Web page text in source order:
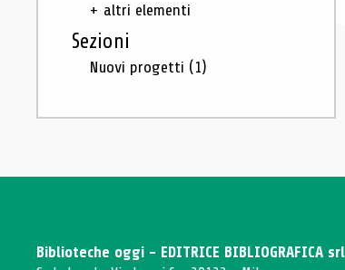
+ altri elementi
Sezioni
Nuovi progetti (1)
Biblioteche oggi - EDITRICE BIBLIOGRAFICA srl